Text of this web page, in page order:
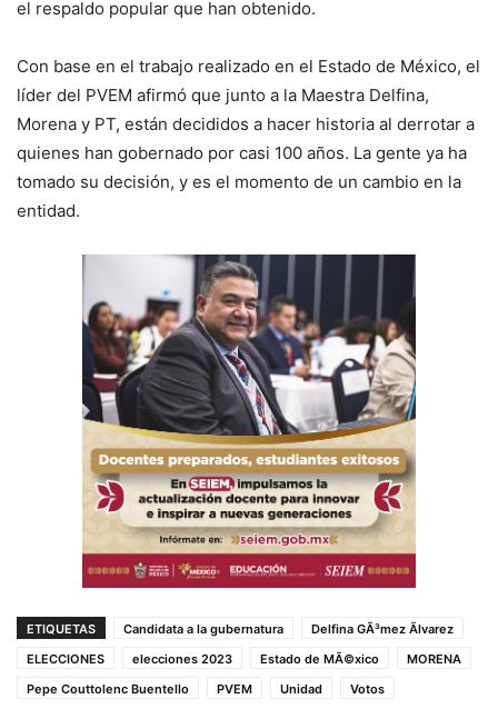
el respaldo popular que han obtenido.
Con base en el trabajo realizado en el Estado de México, el
líder del PVEM afirmó que junto a la Maestra Delfina,
Morena y PT, están decididos a hacer historia al derrotar a
quienes han gobernado por casi 100 años. La gente ya ha
tomado su decisión, y es el momento de un cambio en la
entidad.
ETIQUETAS Candidata a la gubernatura
Delfina GÃ³mez Ãlvarez
ELECCIONES
elecciones 2023 Estado de MÃ©xico
MORENA
Pepe Couttolenc Buentello
PVEM Unidad Votos